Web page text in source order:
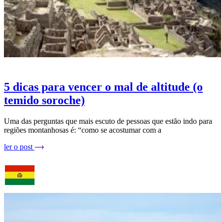
5 dicas para vencer o mal de altitude (o
temido soroche)
Uma das perguntas que mais escuto de pessoas que estão indo para
regiões montanhosas é: “como se acostumar com a
ler o post